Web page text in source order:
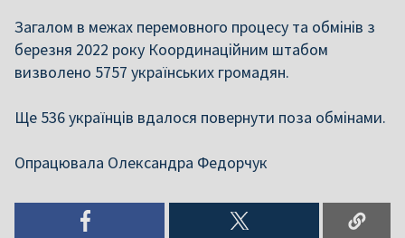
Загалом в межах перемовного процесу та обмінів з
березня 2022 року Координаційним штабом
визволено 5757 українських громадян.
Ще 536 українців вдалося повернути поза обмінами.
Опрацювала Олександра Федорчук